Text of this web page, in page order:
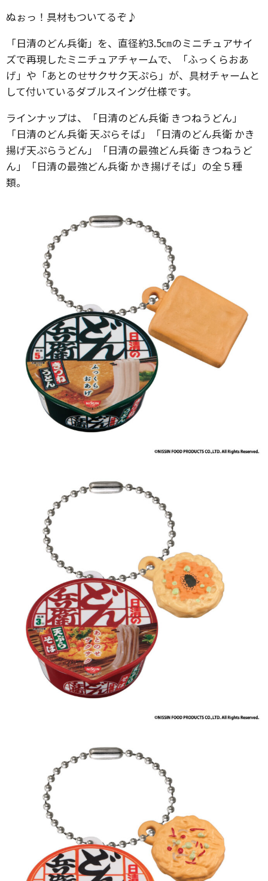
ぬぉっ！具材もついてるぞ♪
「日清のどん兵衛」を、直径約3.5㎝のミニチュアサイ
ズで再現したミニチュアチャームで、「ふっくらおあ
げ」や「あとのせサクサク天ぷら」が、具材チャームと
して付いているダブルスイング仕様です。
ラインナップは、「日清のどん兵衛 きつねうどん」
「日清のどん兵衛 天ぷらそば」「日清のどん兵衛 かき
揚げ天ぷらうどん」「日清の最強どん兵衛 きつねうど
ん」「日清の最強どん兵衛 かき揚げそば」の全５種
類。